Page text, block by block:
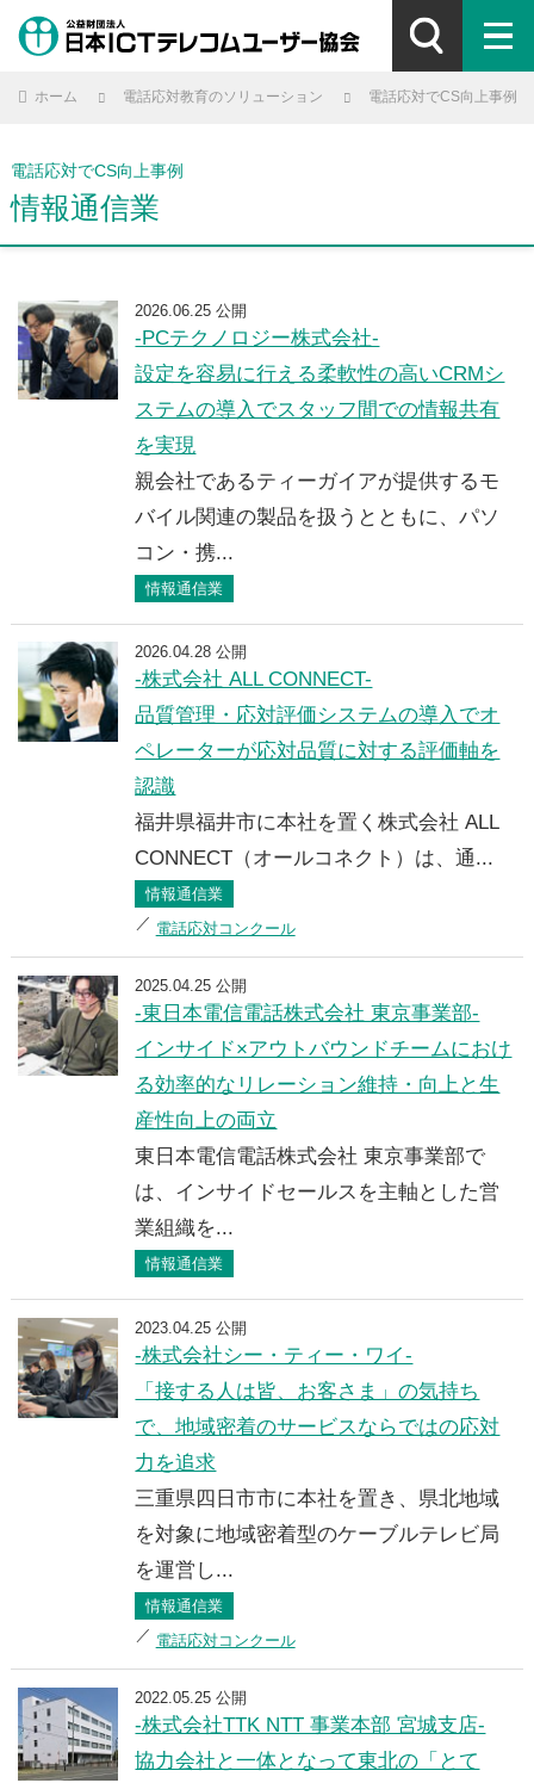
ホーム 電話応対教育のソリューション 電話応対でCS向上事例
電話応対でCS向上事例
情報通信業
2026.06.25 公開
-PCテクノロジー株式会社-
設定を容易に行える柔軟性の高いCRMシ
ステムの導入でスタッフ間での情報共有
を実現
親会社であるティーガイアが提供するモ
バイル関連の製品を扱うとともに、パソ
コン・携...
情報通信業
2026.04.28 公開
-株式会社 ALL CONNECT-
品質管理・応対評価システムの導入でオ
ペレーターが応対品質に対する評価軸を
認識
福井県福井市に本社を置く株式会社 ALL
CONNECT（オールコネクト）は、通...
情報通信業
電話応対コンクール
2025.04.25 公開
-東日本電信電話株式会社 東京事業部-
インサイド×アウトバウンドチームにおけ
る効率的なリレーション維持・向上と生
産性向上の両立
東日本電信電話株式会社 東京事業部で
は、インサイドセールスを主軸とした営
業組織を...
情報通信業
2023.04.25 公開
-株式会社シー・ティー・ワイ-
「接する人は皆、お客さま」の気持ち
で、地域密着のサービスならではの応対
力を追求
三重県四日市市に本社を置き、県北地域
を対象に地域密着型のケーブルテレビ局
を運営し...
情報通信業
電話応対コンクール
2022.05.25 公開
-株式会社TTK NTT 事業本部 宮城支店-
協力会社と一体となって東北の「とて